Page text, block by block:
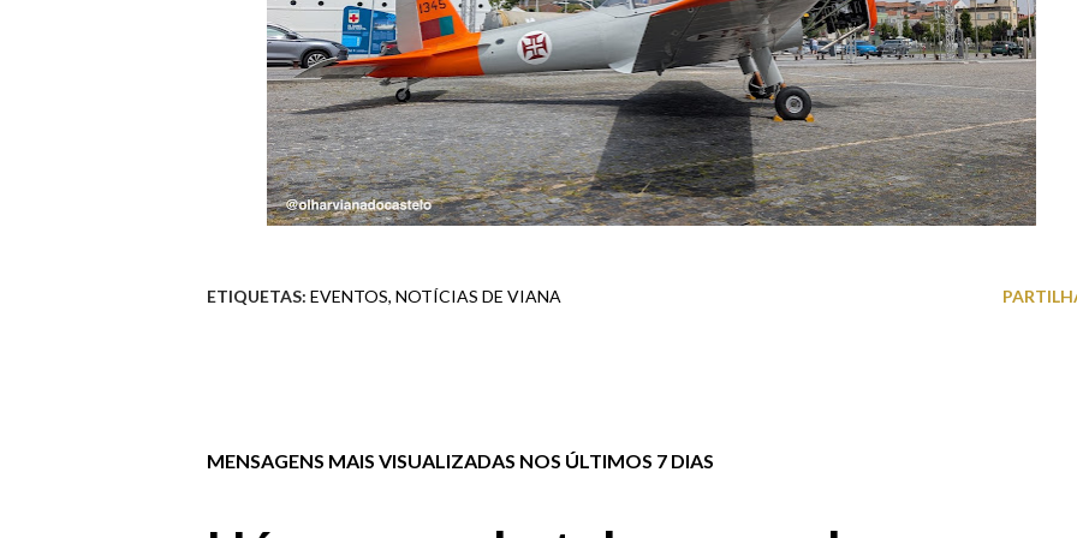
ETIQUETAS: EVENTOS NOTÍCIAS DE VIANA
MENSAGENS MAIS VISUALIZADAS NOS ÚLTIMOS 7 DIAS